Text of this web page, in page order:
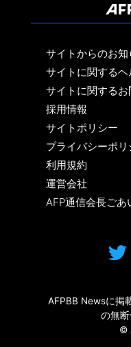
サイトからのお知
サイトに関するヘ
サイトに関する
採用情報
サイトポリシー
プライバシーポリ
利用規約
運営会社
AFP通信会長ごあ
AFPBB Newsに掲
の無断
©